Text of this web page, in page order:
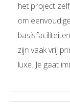
het project
om
zijn vaak vrij
luxe. Je gaat